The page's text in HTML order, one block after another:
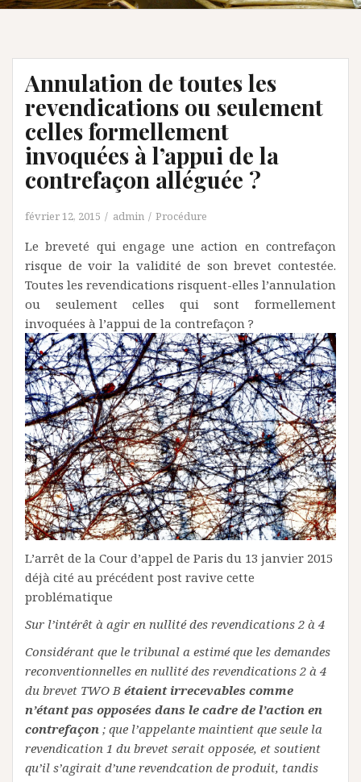
Annulation de toutes les
revendications ou seulement
celles formellement
invoquées à l’appui de la
contrefaçon alléguée ?
février 12, 2015 admin Procédure
Le breveté qui engage une action en contrefaçon
risque de voir la validité de son brevet contestée.
Toutes les revendications risquent-elles l’annulation
ou seulement celles qui sont formellement
invoquées à l’appui de la contrefaçon ?
L’arrêt de la Cour d’appel de Paris du 13 janvier 2015
déjà cité au précédent post ravive cette
problématique
Sur l’intérêt à agir en nullité des revendications 2 à 4
Considérant que le tribunal a estimé que les demandes
reconventionnelles en nullité des revendications 2 à 4
du brevet TWO B étaient irrecevables comme
n’étant pas opposées dans le cadre de l’action en
contrefaçon ; que l’appelante maintient que seule la
revendication 1 du brevet serait opposée, et soutient
qu’il s’agirait d’une revendcation de produit, tandis